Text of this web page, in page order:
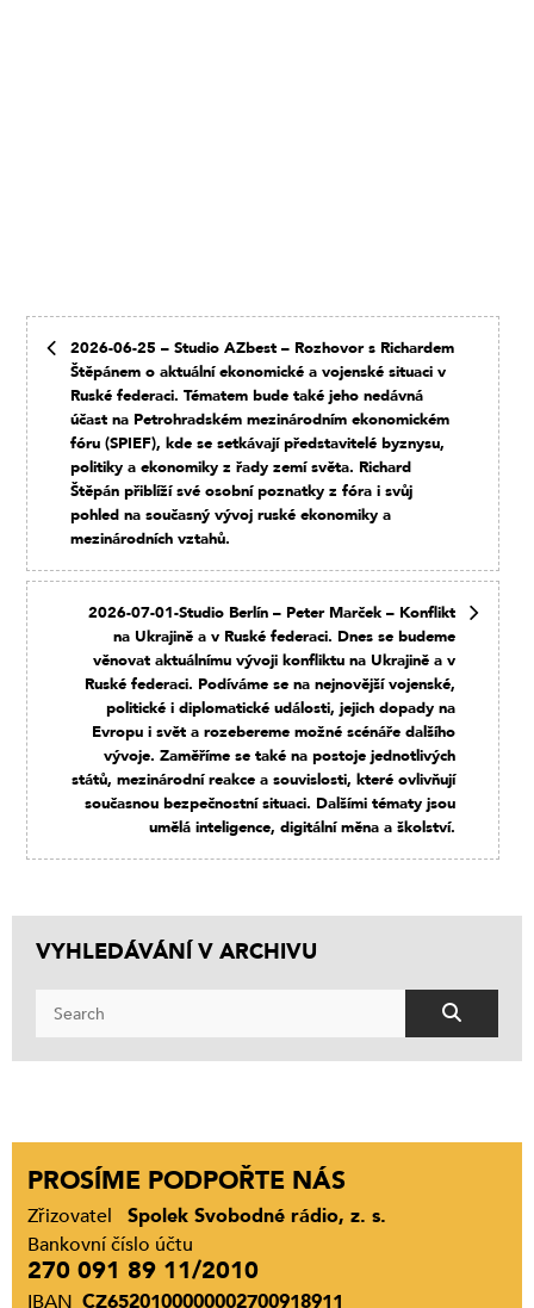
2026-06-25 – Studio AZbest – Rozhovor s Richardem
Štěpánem o aktuální ekonomické a vojenské situaci v
Ruské federaci. Tématem bude také jeho nedávná
účast na Petrohradském mezinárodním ekonomickém
fóru (SPIEF), kde se setkávají představitelé byznysu,
politiky a ekonomiky z řady zemí světa. Richard
Štěpán přiblíží své osobní poznatky z fóra i svůj
pohled na současný vývoj ruské ekonomiky a
mezinárodních vztahů.
2026-07-01-Studio Berlín – Peter Marček – Konflikt
na Ukrajině a v Ruské federaci. Dnes se budeme
věnovat aktuálnímu vývoji konfliktu na Ukrajině a v
Ruské federaci. Podíváme se na nejnovější vojenské,
politické i diplomatické události, jejich dopady na
Evropu i svět a rozebereme možné scénáře dalšího
vývoje. Zaměříme se také na postoje jednotlivých
států, mezinárodní reakce a souvislosti, které ovlivňují
současnou bezpečnostní situaci. Dalšími tématy jsou
umělá inteligence, digitální měna a školství.
VYHLEDÁVÁNÍ V ARCHIVU
PROSÍME PODPOŘTE NÁS
Zřizovatel
Spolek Svobodné rádio, z. s.
Bankovní číslo účtu
270 091 89 11/2010
IBAN CZ6520100000002700918911